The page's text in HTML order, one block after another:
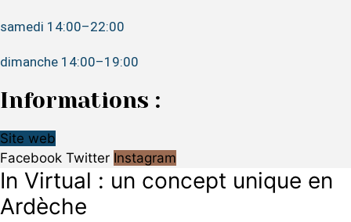
samedi 14:00–22:00
dimanche 14:00–19:00
Informations :
Site web
Facebook Twitter Instagram
In Virtual : un concept unique en
Ardèche